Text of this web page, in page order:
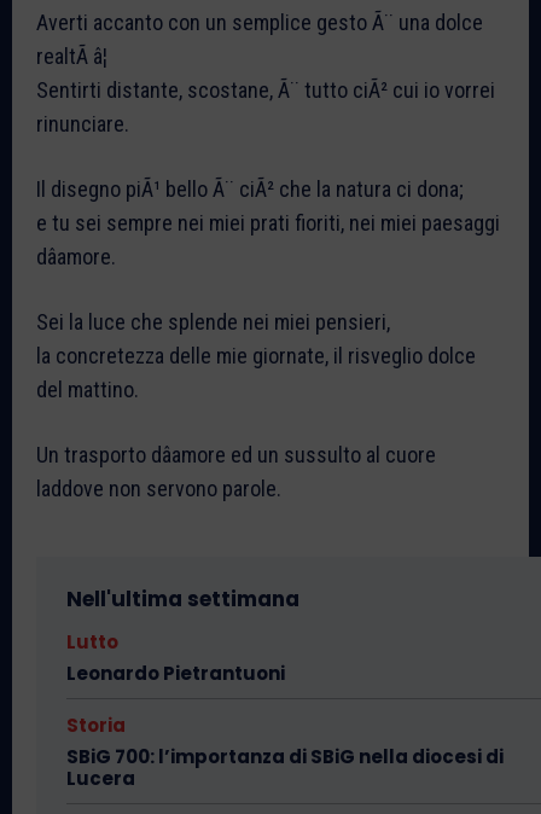
Averti accanto con un semplice gesto Ã¨ una dolce
realtÃ â¦
Sentirti distante, scostane, Ã¨ tutto ciÃ² cui io vorrei
rinunciare.
Il disegno piÃ¹ bello Ã¨ ciÃ² che la natura ci dona;
e tu sei sempre nei miei prati fioriti, nei miei paesaggi
dâamore.
Sei la luce che splende nei miei pensieri,
la concretezza delle mie giornate, il risveglio dolce
del mattino.
Un trasporto dâamore ed un sussulto al cuore
laddove non servono parole.
Nell'ultima settimana
Lutto
Leonardo Pietrantuoni
Storia
SBiG 700: l’importanza di SBiG nella diocesi di
Lucera